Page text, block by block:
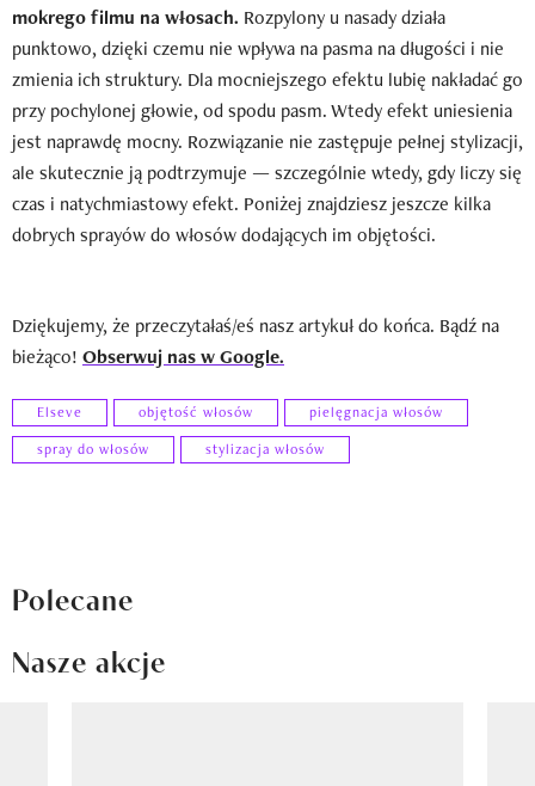
mokrego filmu na włosach. Rozpylony u nasady działa
punktowo, dzięki czemu nie wpływa na pasma na długości i nie
zmienia ich struktury. Dla mocniejszego efektu lubię nakładać go
przy pochylonej głowie, od spodu pasm. Wtedy efekt uniesienia
jest naprawdę mocny. Rozwiązanie nie zastępuje pełnej stylizacji,
ale skutecznie ją podtrzymuje — szczególnie wtedy, gdy liczy się
czas i natychmiastowy efekt. Poniżej znajdziesz jeszcze kilka
dobrych sprayów do włosów dodających im objętości.
Dziękujemy, że przeczytałaś/eś nasz artykuł do końca. Bądź na
bieżąco! Obserwuj nas w Google.
Elseve objętość włosów
pielęgnacja włosów
spray do włosów
stylizacja włosów
Polecane
Nasze akcje